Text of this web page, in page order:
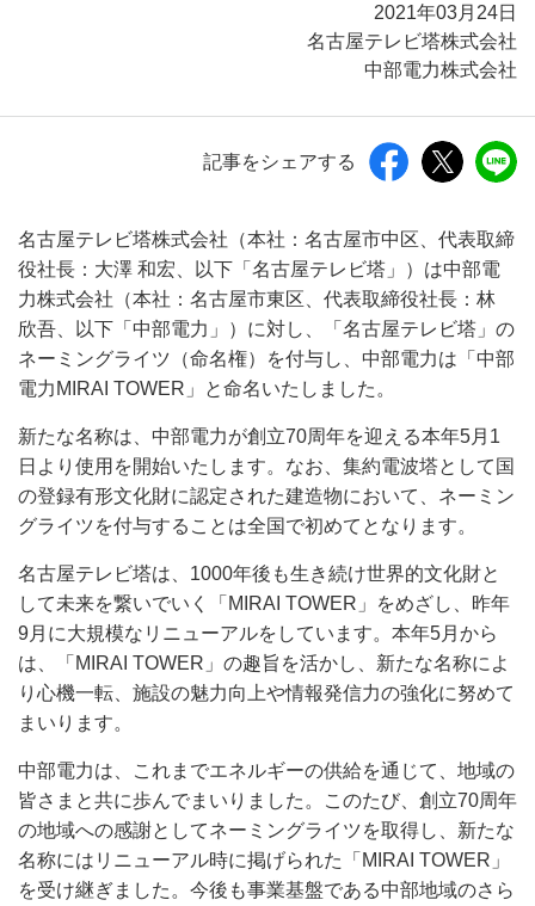
2021年03月24日
名古屋テレビ塔株式会社
中部電力株式会社
記事をシェアする
名古屋テレビ塔株式会社（本社：名古屋市中区、代表取締
役社長：大澤 和宏、以下「名古屋テレビ塔」）は中部電
力株式会社（本社：名古屋市東区、代表取締役社長：林
欣吾、以下「中部電力」）に対し、「名古屋テレビ塔」の
ネーミングライツ（命名権）を付与し、中部電力は「中部
電力MIRAI TOWER」と命名いたしました。
新たな名称は、中部電力が創立70周年を迎える本年5月1
日より使用を開始いたします。なお、集約電波塔として国
の登録有形文化財に認定された建造物において、ネーミン
グライツを付与することは全国で初めてとなります。
名古屋テレビ塔は、1000年後も生き続け世界的文化財と
して未来を繋いでいく「MIRAI TOWER」をめざし、昨年
9月に大規模なリニューアルをしています。本年5月から
は、「MIRAI TOWER」の趣旨を活かし、新たな名称によ
り心機一転、施設の魅力向上や情報発信力の強化に努めて
まいります。
中部電力は、これまでエネルギーの供給を通じて、地域の
皆さまと共に歩んでまいりました。このたび、創立70周年
の地域への感謝としてネーミングライツを取得し、新たな
名称にはリニューアル時に掲げられた「MIRAI TOWER」
を受け継ぎました。今後も事業基盤である中部地域のさら